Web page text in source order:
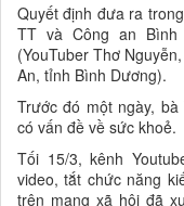
Quyết định đưa ra
TT và Công an Bình
(YouTuber Thơ
An, tỉnh Bình Dương).
Trước đó một ngày,
có vấn đề về sức khoẻ.
Tối 15/3, kênh
video, tắt chức năng
trên mạng xã hội đã